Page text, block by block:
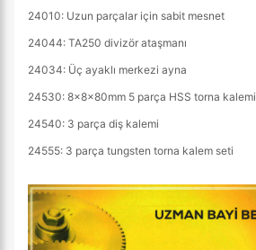
24010: Uzun parçalar için sabit mesnet
24044: TA250 divizör ataşmanı
24034: Üç ayaklı merkezi ayna
24530: 8x8x80mm 5 parça HSS torna kalemi
24540: 3 parça diş kalemi
24555: 3 parça tungsten torna kalem seti